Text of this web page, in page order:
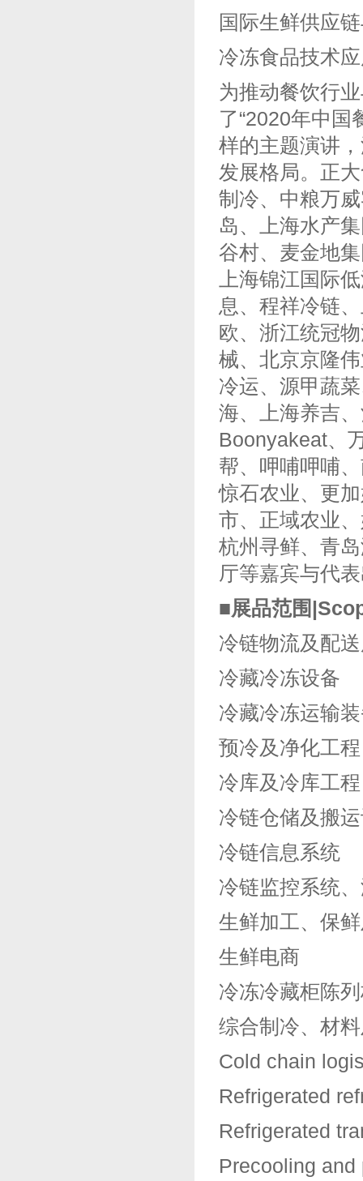
国际生鲜供应
冷冻食品技术
为推动餐饮行
了“2020年中国
样的主题演讲
发展格局。正
制冷、中粮万
岛、上海水产
谷村、麦金地
上海锦江国际
息、程祥冷链
欧、浙江统冠
械、北京京隆
冷运、源甲蔬
海、上海养吉
Boonyakeat、
帮、呷哺呷哺
惊石农业、更
市、正域农业
杭州寻鲜、青
厅等嘉宾与代
■展品范围
冷链物流及配
冷藏冷冻设备
冷藏冷冻运输
预冷及净化工程
冷库及冷库工程
冷链仓储及搬
冷链信息系统
冷链监控系统
生鲜加工、保
生鲜电商
冷冻冷藏柜陈
综合制冷、材
Cold chain
Refrigerated
Refrigerated
Precooling